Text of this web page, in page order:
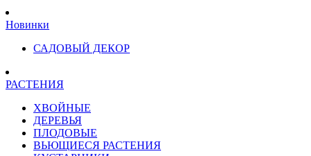
Новинки
САДОВЫЙ ДЕКОР
РАСТЕНИЯ
ХВОЙНЫЕ
ДЕРЕВЬЯ
ПЛОДОВЫЕ
ВЬЮЩИЕСЯ РАСТЕНИЯ